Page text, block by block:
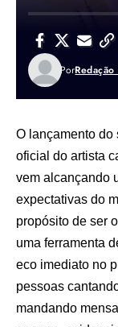
PorRedação
O lançamento do
oficial do artista
vem alcançando
expectativas do
propósito de ser
uma ferramenta
eco imediato no
pessoas
mandando